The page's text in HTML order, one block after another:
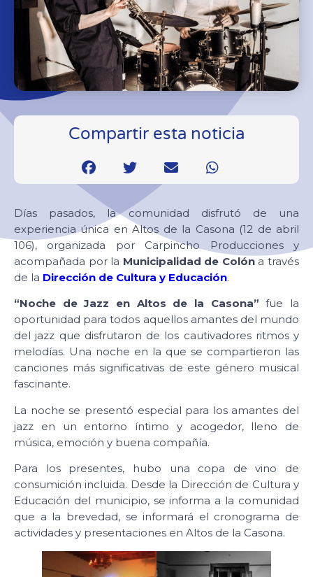
Compartir esta noticia
Días pasados, la comunidad disfrutó de una
experiencia única en Altos de la Casona (12 de abril
106), organizada por Carpincho Producciones y
acompañada por la Municipalidad de Colóna través
de la Dirección de Cultura y Educación.
“Noche de Jazz en Altos de la Casona” fue la
oportunidad para todos aquellos amantes del mundo
del jazz que disfrutaron de los cautivadores ritmos y
melodías. Una noche en la que se compartieron las
canciones más significativas de este género musical
fascinante.
La noche se presentó especial para los amantes del
jazz en un entorno íntimo y acogedor, lleno de
música, emoción y buena compañía.
Para los presentes, hubo una copa de vino de
consumición incluida. Desde la Dirección de Cultura y
Educación del municipio, se informa a la comunidad
que a la brevedad, se informará el cronograma de
actividades y presentaciones en Altos de la Casona.